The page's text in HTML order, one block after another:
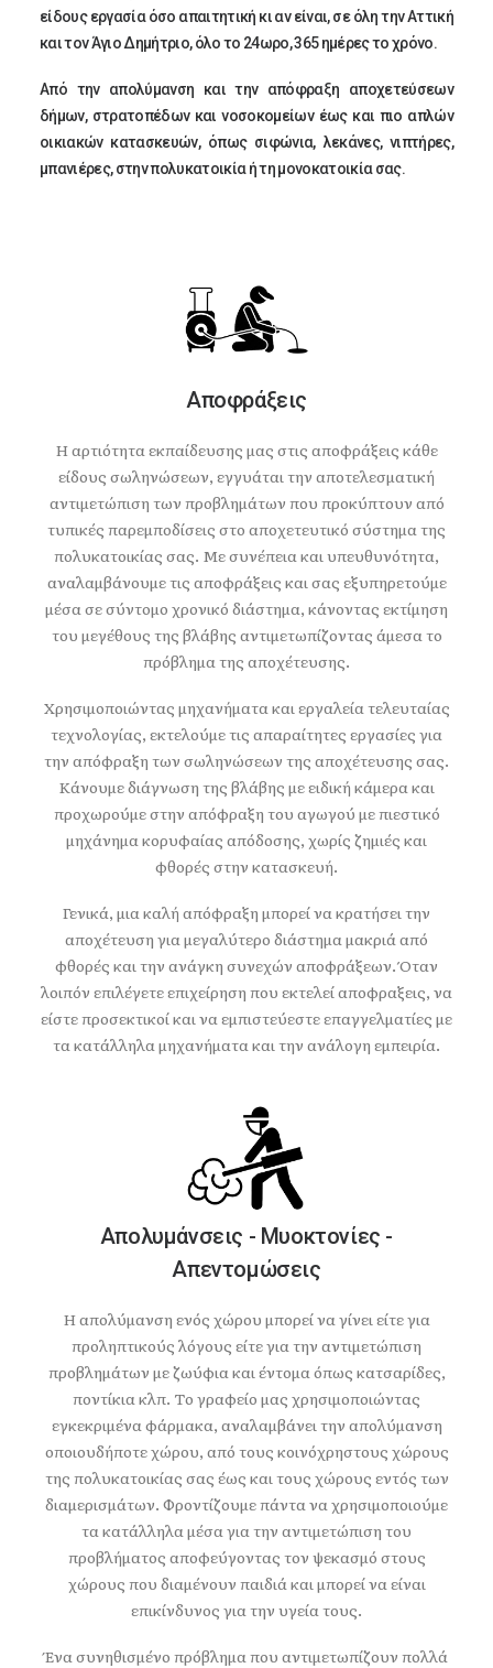
είδους εργασία όσο απαιτητική κι αν είναι, σε όλη την Αττική
και τον Άγιο Δημήτριο, όλο το 24ωρο, 365 ημέρες το χρόνο.
Από την απολύμανση και την απόφραξη αποχετεύσεων
δήμων, στρατοπέδων και νοσοκομείων έως και πιο απλών
οικιακών κατασκευών, όπως σιφώνια, λεκάνες, νιπτήρες,
μπανιέρες, στην πολυκατοικία ή τη μονοκατοικία σας.
Αποφράξεις
Η αρτιότητα εκπαίδευσης μας στις αποφράξεις κάθε
είδους σωληνώσεων, εγγυάται την αποτελεσματική
αντιμετώπιση των προβλημάτων που προκύπτουν από
τυπικές παρεμποδίσεις στο αποχετευτικό σύστημα της
πολυκατοικίας σας. Με συνέπεια και υπευθυνότητα,
αναλαμβάνουμε τις αποφράξεις και σας εξυπηρετούμε
μέσα σε σύντομο χρονικό διάστημα, κάνοντας εκτίμηση
του μεγέθους της βλάβης αντιμετωπίζοντας άμεσα το
πρόβλημα της αποχέτευσης.
Χρησιμοποιώντας μηχανήματα και εργαλεία τελευταίας
τεχνολογίας, εκτελούμε τις απαραίτητες εργασίες για
την απόφραξη των σωληνώσεων της αποχέτευσης σας.
Κάνουμε διάγνωση της βλάβης με ειδική κάμερα και
προχωρούμε στην απόφραξη του αγωγού με πιεστικό
μηχάνημα κορυφαίας απόδοσης, χωρίς ζημιές και
φθορές στην κατασκευή.
Γενικά, μια καλή απόφραξη μπορεί να κρατήσει την
αποχέτευση για μεγαλύτερο διάστημα μακριά από
φθορές και την ανάγκη συνεχών αποφράξεων. Όταν
λοιπόν επιλέγετε επιχείρηση που εκτελεί αποφραξεις, να
είστε προσεκτικοί και να εμπιστεύεστε επαγγελματίες με
τα κατάλληλα μηχανήματα και την ανάλογη εμπειρία.
Απολυμάνσεις - Μυοκτονίες -
Απεντομώσεις
Η απολύμανση ενός χώρου μπορεί να γίνει είτε για
προληπτικούς λόγους είτε για την αντιμετώπιση
προβλημάτων με ζωύφια και έντομα όπως κατσαρίδες,
ποντίκια κλπ. Το γραφείο μας χρησιμοποιώντας
εγκεκριμένα φάρμακα, αναλαμβάνει την απολύμανση
οποιουδήποτε χώρου, από τους κοινόχρηστους χώρους
της πολυκατοικίας σας έως και τους χώρους εντός των
διαμερισμάτων. Φροντίζουμε πάντα να χρησιμοποιούμε
τα κατάλληλα μέσα για την αντιμετώπιση του
προβλήματος αποφεύγοντας τον ψεκασμό στους
χώρους που διαμένουν παιδιά και μπορεί να είναι
επικίνδυνος για την υγεία τους.
Ένα συνηθισμένο πρόβλημα που αντιμετωπίζουν πολλά